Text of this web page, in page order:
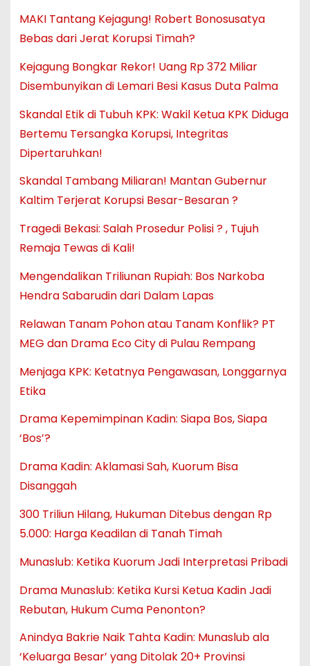
MAKI Tantang Kejagung! Robert Bonosusatya
Bebas dari Jerat Korupsi Timah?
Kejagung Bongkar Rekor! Uang Rp 372 Miliar
Disembunyikan di Lemari Besi Kasus Duta Palma
Skandal Etik di Tubuh KPK: Wakil Ketua KPK Diduga
Bertemu Tersangka Korupsi, Integritas
Dipertaruhkan!
Skandal Tambang Miliaran! Mantan Gubernur
Kaltim Terjerat Korupsi Besar-Besaran ?
Tragedi Bekasi: Salah Prosedur Polisi ? , Tujuh
Remaja Tewas di Kali!
Mengendalikan Triliunan Rupiah: Bos Narkoba
Hendra Sabarudin dari Dalam Lapas
Relawan Tanam Pohon atau Tanam Konflik? PT
MEG dan Drama Eco City di Pulau Rempang
Menjaga KPK: Ketatnya Pengawasan, Longgarnya
Etika
Drama Kepemimpinan Kadin: Siapa Bos, Siapa
‘Bos’?
Drama Kadin: Aklamasi Sah, Kuorum Bisa
Disanggah
300 Triliun Hilang, Hukuman Ditebus dengan Rp
5.000: Harga Keadilan di Tanah Timah
Munaslub: Ketika Kuorum Jadi Interpretasi Pribadi
Drama Munaslub: Ketika Kursi Ketua Kadin Jadi
Rebutan, Hukum Cuma Penonton?
Anindya Bakrie Naik Tahta Kadin: Munaslub ala
‘Keluarga Besar’ yang Ditolak 20+ Provinsi